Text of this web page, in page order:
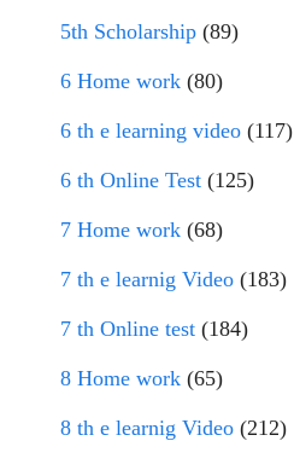
5th Scholarship (89)
6 Home work (80)
6 th e learning video (117)
6 th Online Test (125)
7 Home work (68)
7 th e learnig Video (183)
7 th Online test (184)
8 Home work (65)
8 th e learnig Video (212)